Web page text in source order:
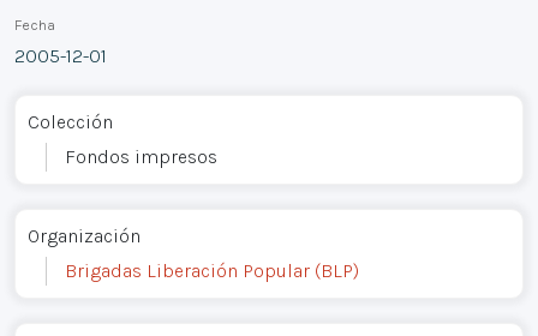
Fecha
2005-12-01
Colección
Fondos impresos
Organización
Brigadas Liberación Popular (BLP)